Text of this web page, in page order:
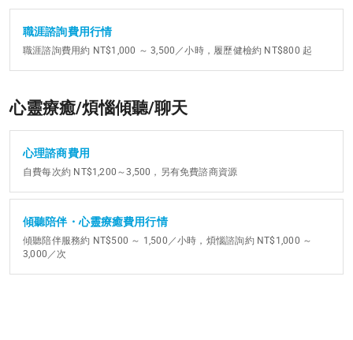
職涯諮詢費用行情
職涯諮詢費用約 NT$1,000 ～ 3,500／小時，履歷健檢約 NT$800 起
心靈療癒/煩惱傾聽/聊天
心理諮商費用
自費每次約 NT$1,200～3,500，另有免費諮商資源
傾聽陪伴・心靈療癒費用行情
傾聽陪伴服務約 NT$500 ～ 1,500／小時，煩惱諮詢約 NT$1,000 ～
3,000／次